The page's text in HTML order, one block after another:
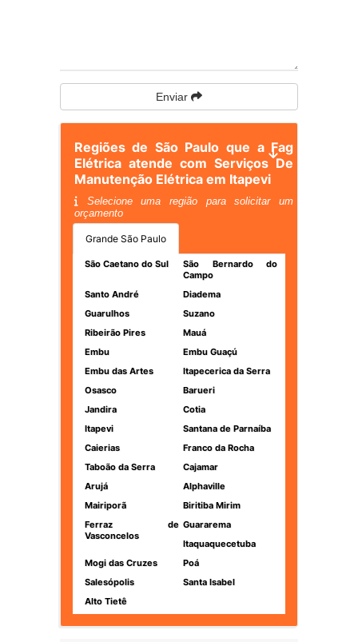
Enviar
Regiões de São Paulo que a Fag
Elétrica atende com Serviços De
Manutenção Elétrica em Itapevi
Selecione uma região para solicitar um
orçamento
Grande São Paulo
São Caetano do Sul
São Bernardo do
Campo
Santo André
Diadema
Guarulhos
Suzano
Ribeirão Pires
Mauá
Embu
Embu Guaçú
Embu das Artes
Itapecerica da Serra
Osasco
Barueri
Jandira
Cotia
Itapevi
Santana de Parnaíba
Caierias
Franco da Rocha
Taboão da Serra
Cajamar
Arujá
Alphaville
Mairiporã
Biritiba Mirim
Ferraz de
Vasconcelos
Guararema
Itaquaquecetuba
Mogi das Cruzes
Poá
Salesópolis
Santa Isabel
Alto Tietê